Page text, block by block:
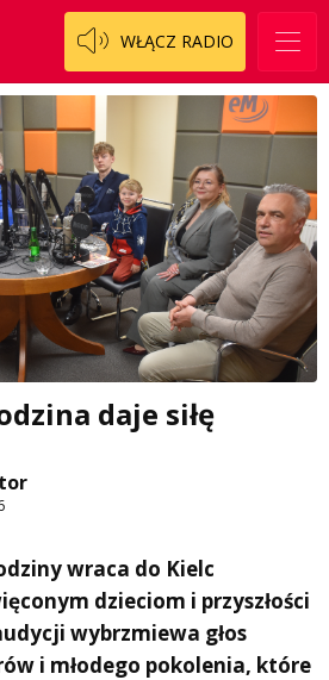
WŁĄCZ RADIO
daje siłę
wraca do Kielc
dzieciom i przyszłości
wybrzmiewa głos
i młodego pokolenia, które